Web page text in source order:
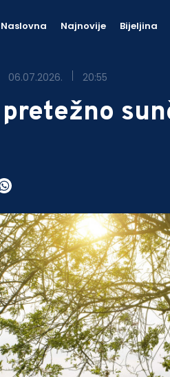
Naslovna Najnovije Bijeljina
06.07.2026. 20:55